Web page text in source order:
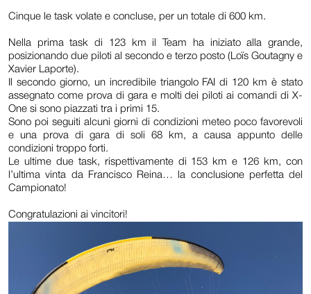
Cinque le task volate e concluse, per un totale di 600 km.
Nella prima task di 123 km il Team ha iniziato alla grande,
posizionando due piloti al secondo e terzo posto (Loïs Goutagny e
Xavier Laporte).
Il secondo giorno, un incredibile triangolo FAI di 120 km è stato
assegnato come prova di gara e molti dei piloti ai comandi di X-
One si sono piazzati tra i primi 15.
Sono poi seguiti alcuni giorni di condizioni meteo poco favorevoli
e una prova di gara di soli 68 km, a causa appunto delle
condizioni troppo forti.
Le ultime due task, rispettivamente di 153 km e 126 km, con
l’ultima vinta da Francisco Reina… la conclusione perfetta del
Campionato!
Congratulazioni ai vincitori!